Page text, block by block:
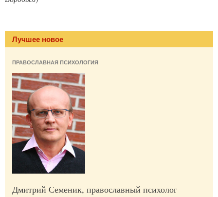
Лучшее новое
ПРАВОСЛАВНАЯ ПСИХОЛОГИЯ
Дмитрий Семеник, православный психолог